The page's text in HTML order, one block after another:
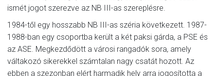
ismét jogot szerezve az NB III-as szereplésre.
1984-től egy hosszabb NB III-as széria következett. 1987-
1988-ban egy csoportba került a két paksi gárda, a PSE és
az ASE. Megkezdődött a városi rangadók sora, amely
váltakozó sikerekkel számtalan nagy csatát hozott. Az
ebben a szezonban elért harmadik hely arra jogosította a